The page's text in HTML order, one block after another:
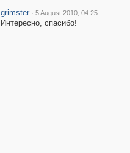
grimster · 5 August 2010, 04:25
Интересно, спасибо!